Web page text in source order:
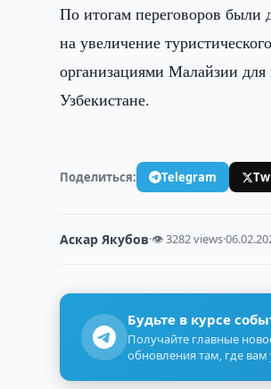
По итогам переговоров были
на увеличение
организациями Малайзии для
Узбекистане.
Поделиться: Telegram
Аскар Якубов·👁 3282 views·
Будьте в курсе
Получайте главные
обновления там, где